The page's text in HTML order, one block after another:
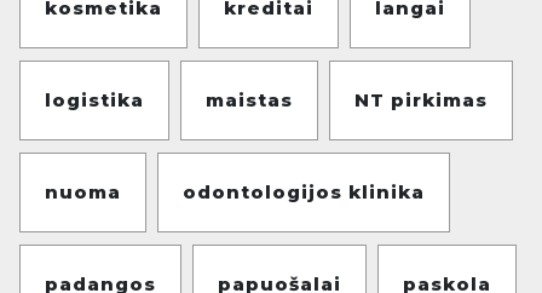
kosmetika kreditai langai
logistika maistas NT pirkimas
nuoma odontologijos klinika
padangos papuošalai paskola